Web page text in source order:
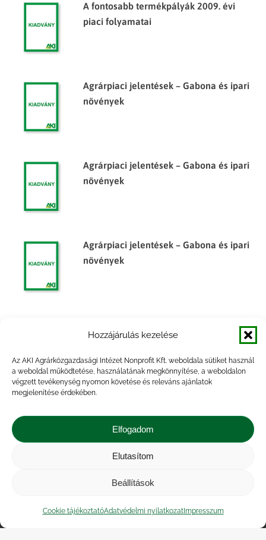
Hozzájárulás kezelése
Az AKI Agrárközgazdasági Intézet Nonprofit Kft. weboldala sütiket használ
a weboldal működtetése, használatának megkönnyítése, a weboldalon
végzett tevékenység nyomon követése és releváns ajánlatok
megjelenítése érdekében.
Elfogadom
Elutasítom
Beállítások
Cookie tájékoztatóAdatvédelmi nyilatkozatImpresszum
A fontosabb termékpályák 2009. évi
piaci folyamatai
Agrárpiaci jelentések – Gabona és ipari
növények
Agrárpiaci jelentések – Gabona és ipari
növények
Agrárpiaci jelentések – Gabona és ipari
növények
Agrárpiaci jelentések – Gabona és ipari
növények
növények
Közérdekű adatok
| Adatvédelmi nyilatkozat
|